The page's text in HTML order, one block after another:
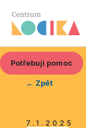
Potřebuji pomoc
← Zpět
7.1.2025